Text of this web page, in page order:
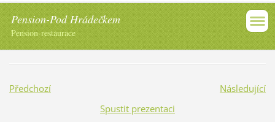
Pension-Pod Hrádečkem
Pension-restaurace
Předchozí
Následující
Spustit prezentaci